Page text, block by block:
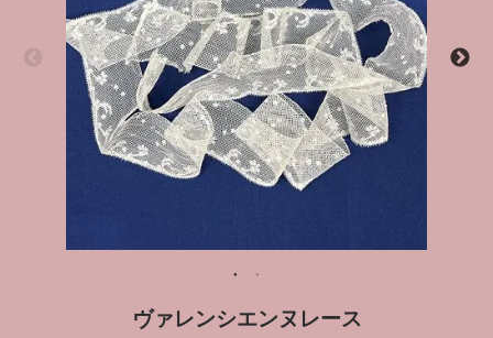
ヴァレンシエンヌレース